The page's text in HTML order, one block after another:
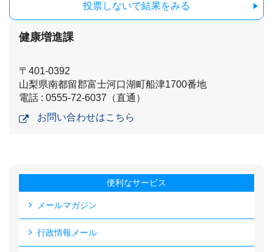
投票しないで結果をみる
健康増進課
〒401-0392
山梨県南都留郡富士河口湖町船津1700番地
電話 : 0555-72-6037（直通）
お問い合わせはこちら
便利なサービス
メールマガジン
行政情報メール